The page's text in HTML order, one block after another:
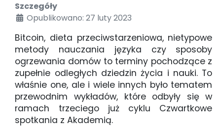
Szczegóły
Opublikowano: 27 luty 2023
Bitcoin, dieta przeciwstarzeniowa, nietypowe
metody nauczania języka czy sposoby
ogrzewania domów to terminy pochodzące z
zupełnie odległych dziedzin życia i nauki. To
właśnie one, ale i wiele innych było tematem
przewodnim wykładów, które odbyły się w
ramach trzeciego już cyklu Czwartkowe
spotkania z Akademią.